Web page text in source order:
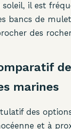
il est
bancs de
des
marines
des
et à